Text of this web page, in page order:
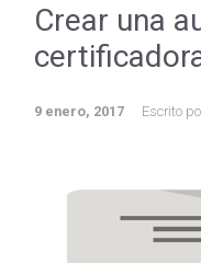
Crear una
9 enero, 2017 Escrito